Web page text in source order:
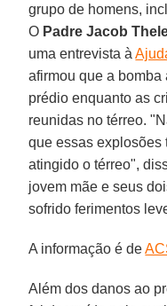
grupo de homens,
O Padre Jacob
uma entrevista à
afirmou que a
prédio enquanto as
reunidas no térreo.
que essas explosões
atingido o térreo",
jovem mãe e seus
sofrido ferimentos
A informação é de
Além dos danos ao